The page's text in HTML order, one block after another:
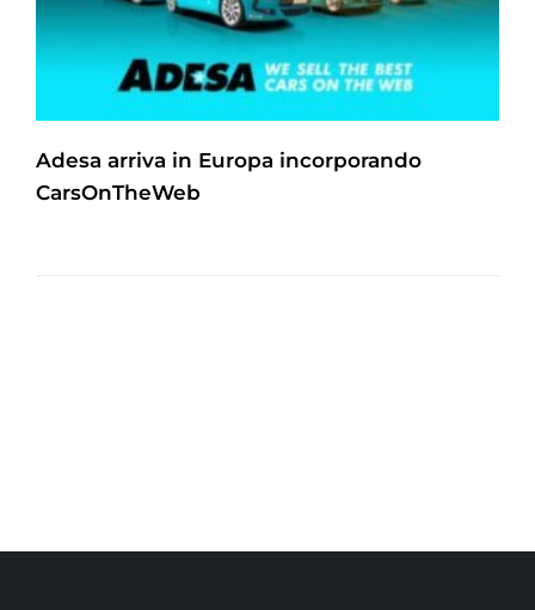
Adesa arriva in Europa incorporando
CarsOnTheWeb